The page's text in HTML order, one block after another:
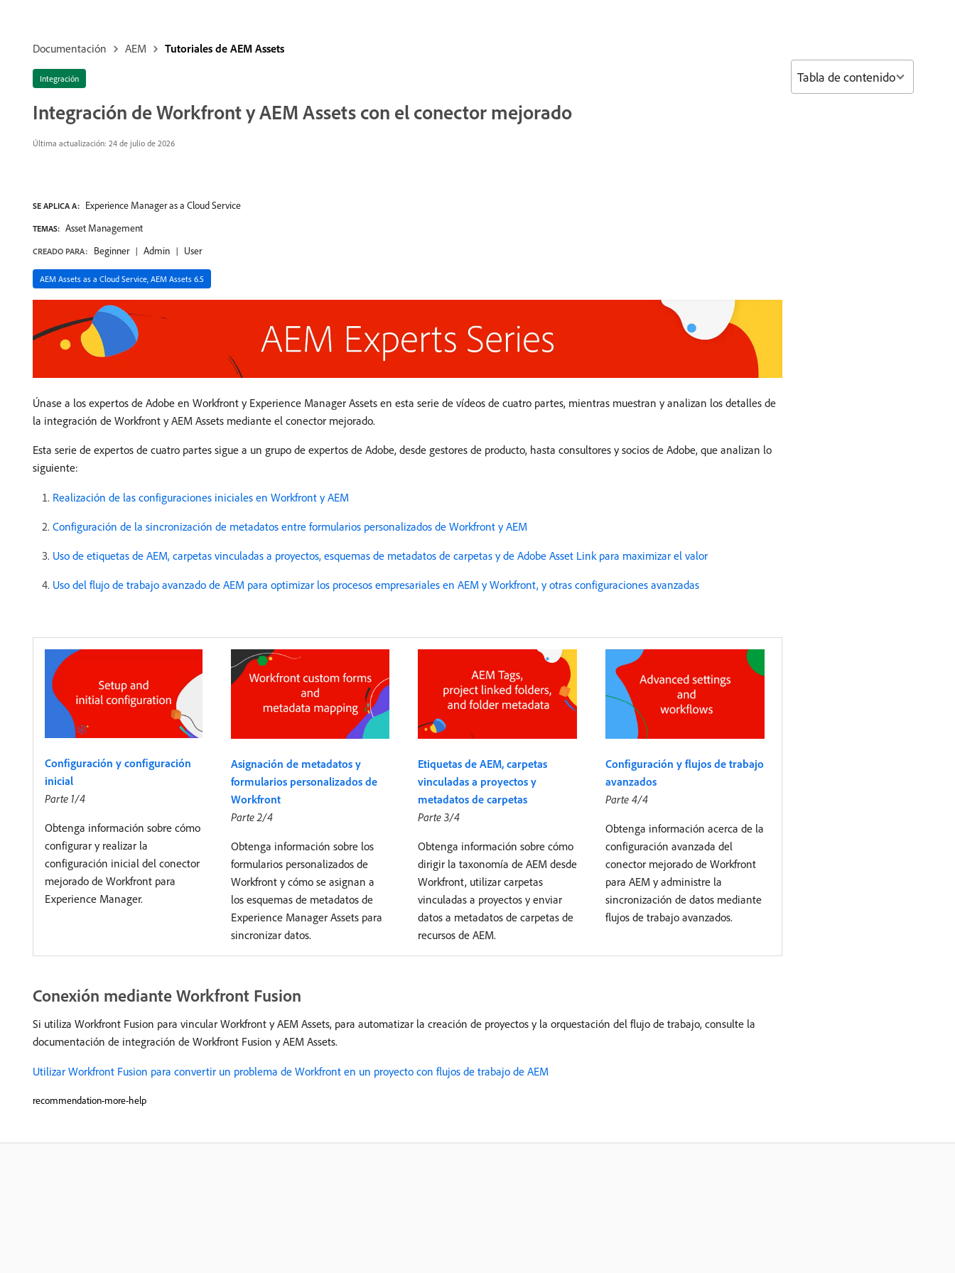
Documentación AEM Tutoriales de AEM Assets
Integración
Integración de Workfront y AEM Assets con el conector mejorado
Última actualización: 24 de julio de 2026
SE APLICA A: Experience Manager as a Cloud Service
TEMAS: Asset Management
CREADO PARA: Beginner Admin User
AEM Assets as a Cloud Service, AEM Assets 6.5
Únase a los expertos de Adobe en Workfront y Experience Manager Assets en esta serie de vídeos de cuatro partes, mientras muestran y analizan los detalles de
la integración de Workfront y AEM Assets mediante el conector mejorado.
Esta serie de expertos de cuatro partes sigue a un grupo de expertos de Adobe, desde gestores de producto, hasta consultores y socios de Adobe, que analizan lo
siguiente:
Realización de las configuraciones iniciales en Workfront y AEM
Configuración de la sincronización de metadatos entre formularios personalizados de Workfront y AEM
Uso de etiquetas de AEM, carpetas vinculadas a proyectos, esquemas de metadatos de carpetas y de Adobe Asset Link para maximizar el valor
Uso del flujo de trabajo avanzado de AEM para optimizar los procesos empresariales en AEM y Workfront, y otras configuraciones avanzadas
Configuración y configuración
inicial
Parte 1/4
Obtenga información sobre cómo
configurar y realizar la
configuración inicial del conector
mejorado de Workfront para
Experience Manager.
Asignación de metadatos y
formularios personalizados de
Workfront
Parte 2/4
Obtenga información sobre los
formularios personalizados de
Workfront y cómo se asignan a
los esquemas de metadatos de
Experience Manager Assets para
sincronizar datos.
Etiquetas de AEM, carpetas
vinculadas a proyectos y
metadatos de carpetas
Parte 3/4
Obtenga información sobre cómo
dirigir la taxonomía de AEM desde
Workfront, utilizar carpetas
vinculadas a proyectos y enviar
datos a metadatos de carpetas de
recursos de AEM.
Configuración y flujos de trabajo
avanzados
Parte 4/4
Obtenga información acerca de la
configuración avanzada del
conector mejorado de Workfront
para AEM y administre la
sincronización de datos mediante
flujos de trabajo avanzados.
Conexión mediante Workfront Fusion
Si utiliza Workfront Fusion para vincular Workfront y AEM Assets, para automatizar la creación de proyectos y la orquestación del flujo de trabajo, consulte la
documentación de integración de Workfront Fusion y AEM Assets.
Utilizar Workfront Fusion para convertir un problema de Workfront en un proyecto con flujos de trabajo de AEM
recommendation-more-help
Tabla de contenido